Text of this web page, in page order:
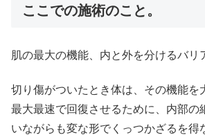
ここでの施術のこと。
肌の最大の機能、内と外を分けるバ
切り傷がついたとき体は、その機能を
最大最速で回復させるために、内部の
いながらも変な形でくっつかざるを得